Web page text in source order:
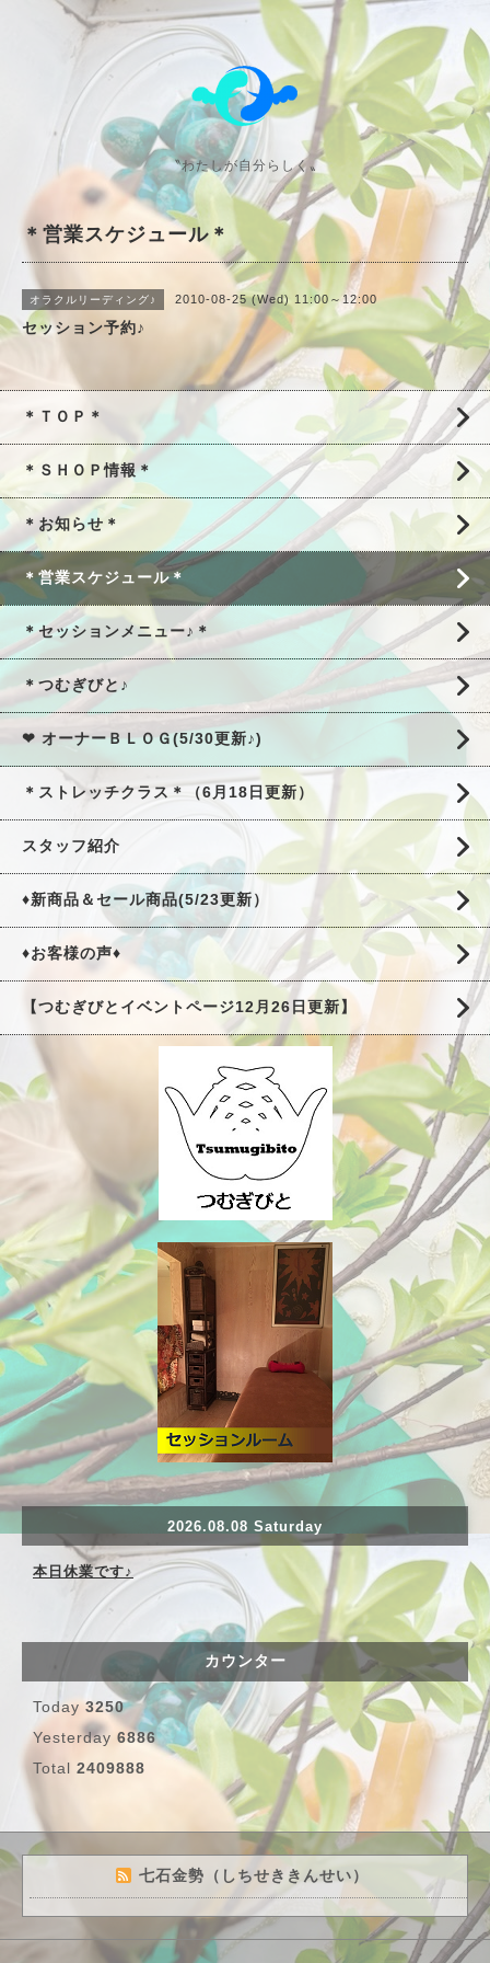
〝わたしが自分らしく〟
＊営業スケジュール＊
オラクルリーディング♪ 2010-08-25 (Wed) 11:00～12:00
セッション予約♪
＊ＴＯＰ＊
＊ＳＨＯＰ情報＊
＊お知らせ＊
＊営業スケジュール＊
＊セッションメニュー♪＊
＊つむぎびと♪
❤ オーナーＢＬＯＧ(5/30更新♪)
＊ストレッチクラス＊（6月18日更新）
スタッフ紹介
♦新商品＆セール商品(5/23更新）
♦お客様の声♦
【つむぎびとイベントページ12月26日更新】
2026.08.08 Saturday
本日休業です♪
カウンター
Today 3250
Yesterday 6886
Total 2409888
七石金勢（しちせききんせい）